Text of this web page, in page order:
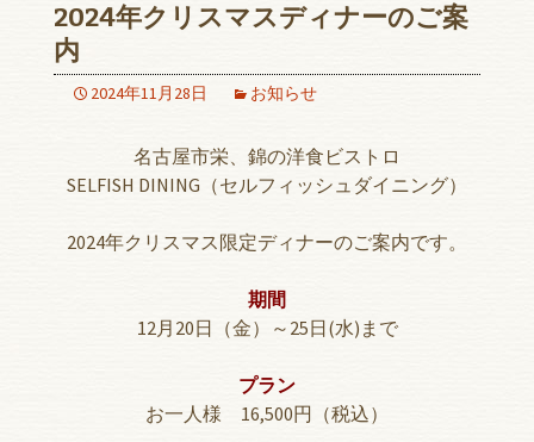
2024年クリスマスディナーのご案
内
2024年11月28日 お知らせ
名古屋市栄、錦の洋食ビストロ
SELFISH DINING（セルフィッシュダイニング）
2024年クリスマス限定ディナーのご案内です。
期間
12月20日（金）～25日(水)まで
プラン
お一人様 16,500円（税込）